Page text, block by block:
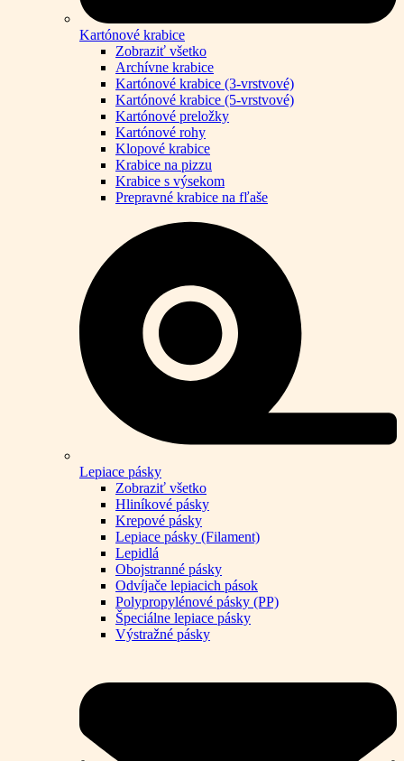
Kartónové krabice
Zobraziť všetko
Archívne krabice
Kartónové krabice (3-vrstvové)
Kartónové krabice (5-vrstvové)
Kartónové preložky
Kartónové rohy
Klopové krabice
Krabice na pizzu
Krabice s výsekom
Prepravné krabice na fľaše
Lepiace pásky
Zobraziť všetko
Hliníkové pásky
Krepové pásky
Lepiace pásky (Filament)
Lepidlá
Obojstranné pásky
Odvíjače lepiacich pások
Polypropylénové pásky (PP)
Špeciálne lepiace pásky
Výstražné pásky